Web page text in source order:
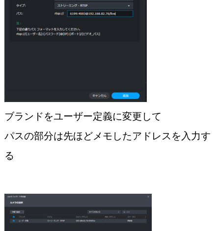
ブランドをユーザー定義に変更して
パスの部分は先ほどメモしたアドレスを入力す
る